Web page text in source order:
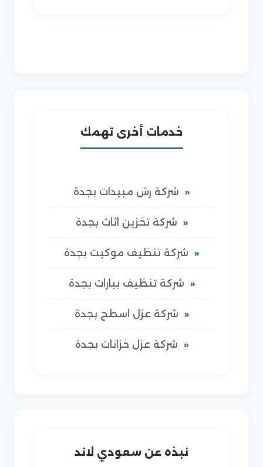
خدمات أخرى تهمك
شركة رش مبيدات بجدة
شركة تخزين اثاث بجدة
شركة تنظيف موكيت بجدة
شركة تنظيف بيارات بجدة
شركة عزل اسطح بجدة
شركة عزل خزانات بجدة
نبذه عن سعودي لاند